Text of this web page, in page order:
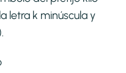
letra k minúscula y